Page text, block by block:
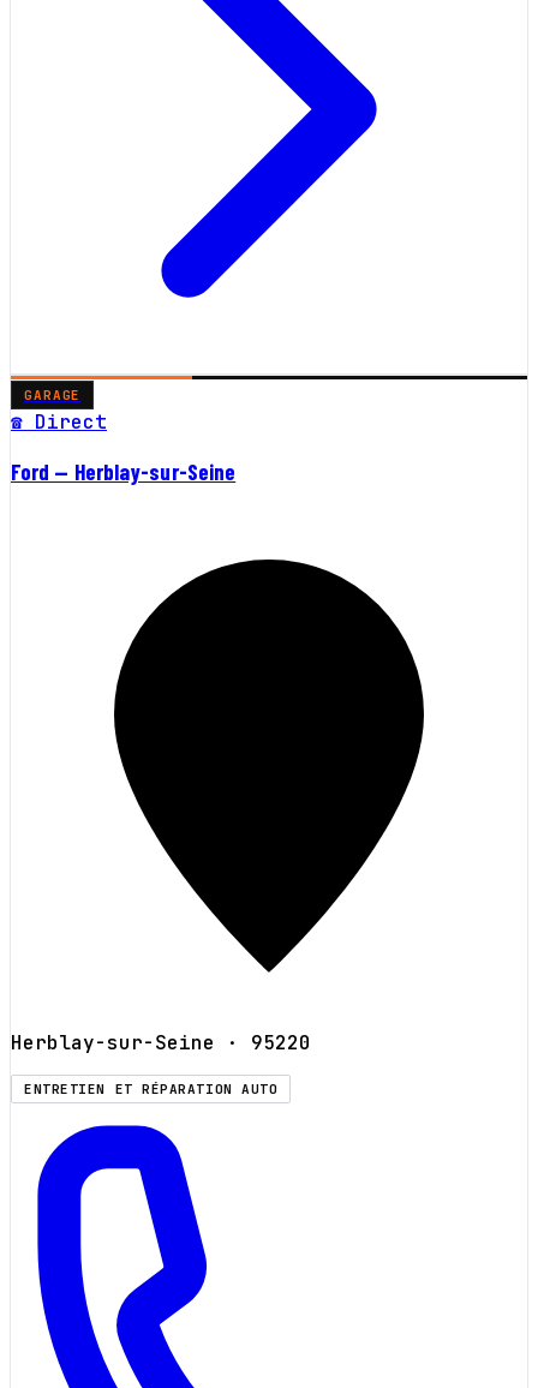
GARAGE
☎ Direct
Ford — Herblay-sur-Seine
Herblay-sur-Seine · 95220
ENTRETIEN ET RÉPARATION AUTO